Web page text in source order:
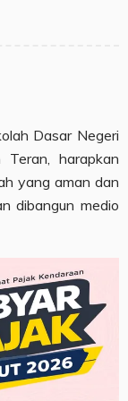
Dasar Negeri
harapkan
yang aman dan
dibangun medio